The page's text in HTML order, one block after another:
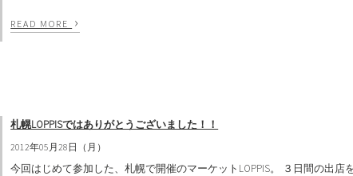
READ MORE ›
札幌LOPPISではありがとうございました！！
2012年05月28日（月）
今回はじめて参加した、札幌で開催のマーケットLOPPIS。 ３日間の出店